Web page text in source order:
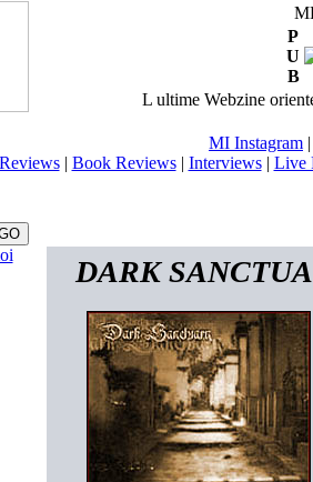
P
U
B
L ultime Webzine
MI Instagram
| Book Reviews| Interviews| Live
DARK